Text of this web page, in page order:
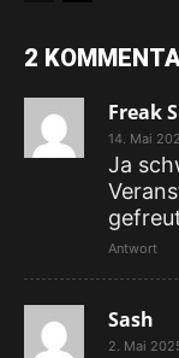
2
Freak
14. Mai
Ja
Antwort
Sash
2. Mai